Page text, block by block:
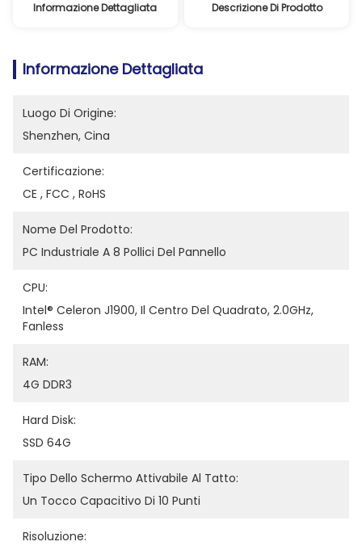
Informazione Dettagliata Descrizione Di Prodotto
Informazione Dettagliata
Luogo Di Origine:
Shenzhen, Cina
Certificazione:
CE , FCC , RoHS
Nome Del Prodotto:
PC Industriale A 8 Pollici Del Pannello
CPU:
Intel® Celeron J1900, Il Centro Del Quadrato, 2.0GHz,
Fanless
RAM:
4G DDR3
Hard Disk:
SSD 64G
Tipo Dello Schermo Attivabile Al Tatto:
Un Tocco Capacitivo Di 10 Punti
Risoluzione: